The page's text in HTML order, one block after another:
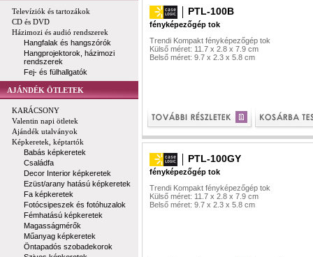
Televíziók és tartozákok
CD és DVD
Házimozi és audió rendszerek
Hangfalak és hangszórók
Hangprojektorok, házimozi
rendszerek
Fej- és fülhallgatók
AJÁNDÉK ÖTLETEK
KARÁCSONY
Valentin napi ötletek
Ajándék utalványok
Képkeretek, képtartók
Babás képkeretek
Családfa
Decor Interior képkeretek
Ezüst/arany hatású képkeretek
Fa képkeretek
Fotócsipeszek és fotóhuzalok
Fémhatású képkeretek
Magasságmérők
Műanyag képkeretek
Öntapadós szobadekorok
PTL-100B
fényképezőgép tok
Trendi Kompakt fényképezőgép tok
Külső méret: 11.7 x 2.8 x 7.9 cm
Belső méret: 9.7 x 2.3 x 5.8 cm
PTL-100GY
fényképezőgép tok
Trendi Kompakt fényképezőgép tok
Külső méret: 11.7 x 2.8 x 7.9 cm
Belső méret: 9.7 x 2.3 x 5.8 cm